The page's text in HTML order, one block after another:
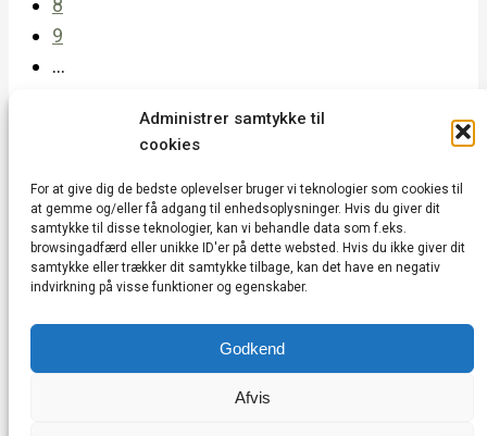
Administrer samtykke til
cookies
For at give dig de bedste oplevelser bruger vi teknologier som cookies til
at gemme og/eller få adgang til enhedsoplysninger. Hvis du giver dit
samtykke til disse teknologier, kan vi behandle data som f.eks.
browsingadfærd eller unikke ID'er på dette websted. Hvis du ikke giver dit
samtykke eller trækker dit samtykke tilbage, kan det have en negativ
indvirkning på visse funktioner og egenskaber.
Godkend
Afvis
8
9
…
→
Vedbæk Kulturhus | Vedbæk Stationsvej 20A |
2950 Vedbæk | CVR: 43752685 |
kontakt@vedbækkulturhus.dk
Cookie & Privatlivspolitik
Handelsbetingelser